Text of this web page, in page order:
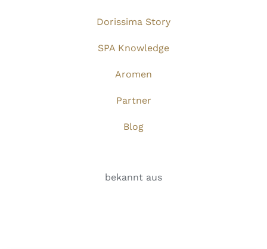
Dorissima Story
SPA Knowledge
Aromen
Partner
Blog
bekannt aus